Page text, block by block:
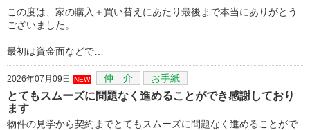
この度は、家の購入＋買い替えにあたり最後まで本当にありがとう
ございました。
最初は資金面などで…
2026年07月09日 NEW 仲 介 お手紙
とてもスムーズに問題なく進めることができ感謝しており
ます
物件の見学から契約までとてもスムーズに問題なく進めることがで